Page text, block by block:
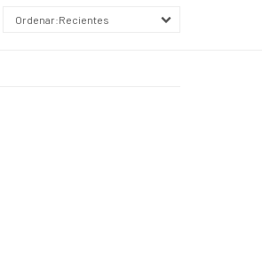
Recientes